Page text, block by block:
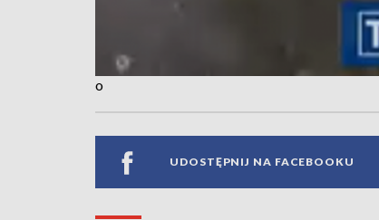
o
UDOSTĘPNIJ NA FACEBOOKU